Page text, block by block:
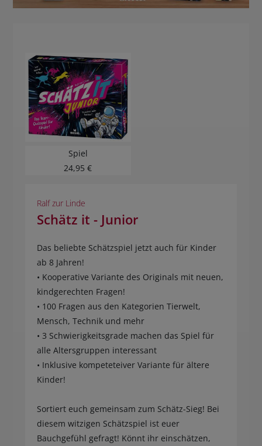
Spiel
24,95 €
Ralf zur Linde
Schätz it - Junior
Das beliebte Schätzspiel jetzt auch für Kinder
ab 8 Jahren!
• Kooperative Variante des Originals mit neuen,
kindgerechten Fragen!
• 100 Fragen aus den Kategorien Tierwelt,
Mensch, Technik und mehr
• 3 Schwierigkeitsgrade machen das Spiel für
alle Altersgruppen interessant
• Inklusive kompeteteiver Variante für ältere
Kinder!
Sortiert euch gemeinsam zum Schätz-Sieg! Bei
diesem witzigen Schätzspiel ist euer
Bauchgefühl gefragt! Könnt ihr einschätzen,